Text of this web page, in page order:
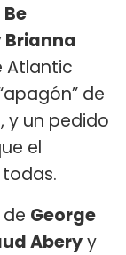
Brianna
Atlantic
de
y un pedido
el
George
Aberyy